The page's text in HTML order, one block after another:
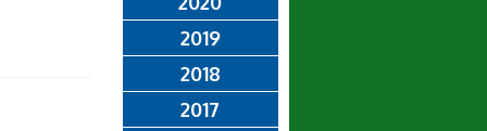
2019
2018
2017